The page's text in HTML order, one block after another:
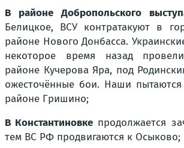
В районе Добропольского
Белицкое, ВСУ контратакуют в
районе Нового Донбасса.
некоторое время назад
районе Кучерова Яра, под
ожесточённые бои. Наши пытаются
районе Гришино;
В Константиновке продолжается
тем ВС РФ продвигаются к Осыково;